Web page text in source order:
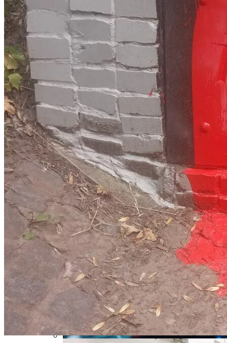
Растущая Концентрация Власти В
Руках Си Цзиньпина: Мир Не Обмануть
Военные Рельсы Спасут Британскую
Экономику?
Извержение Вулкана На Юге Исландии:
Чрезвычайное Положение И Эвакуация
Стало Известно, Сколько Бойцов ВСУ
Погибло С Прошлого Перемирия